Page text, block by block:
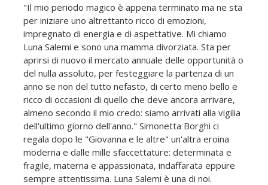
"Il mio periodo magico è appena terminato ma ne sta
per iniziare uno altrettanto ricco di emozioni,
impregnato di energia e di aspettative. Mi chiamo
Luna Salemi e sono una mamma divorziata. Sta per
aprirsi di nuovo il mercato annuale delle opportunità o
del nulla assoluto, per festeggiare la partenza di un
anno se non del tutto nefasto, di certo meno bello e
ricco di occasioni di quello che deve ancora arrivare,
almeno secondo il mio credo: siamo arrivati alla vigilia
dell'ultimo giorno dell'anno." Simonetta Borghi ci
regala dopo le "Giovanna e le altre" un'altra eroina
moderna e dalle mille sfaccettature: determinata e
fragile, materna e appassionata, indaffarata eppure
sempre attentissima. Luna Salemi è una di noi.